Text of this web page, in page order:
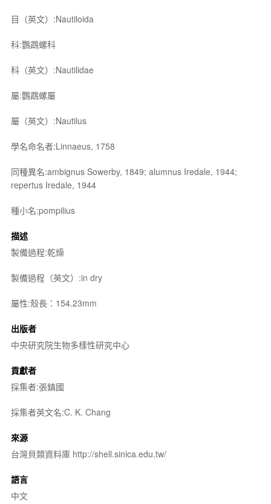
目（英文）:Nautiloida
科:鸚鵡螺科
科（英文）:Nautilidae
屬:鸚鵡螺屬
屬（英文）:Nautilus
學名命名者:Linnaeus, 1758
同種異名:ambignus Sowerby, 1849; alumnus Iredale, 1944;
repertus Iredale, 1944
種小名:pompilius
描述
製備過程:乾燥
製備過程（英文）:in dry
屬性:殼長：154.23mm
出版者
中央研究院生物多樣性研究中心
貢獻者
採集者:張鎮國
採集者英文名:C. K. Chang
來源
台灣貝類資料庫 http://shell.sinica.edu.tw/
語言
中文